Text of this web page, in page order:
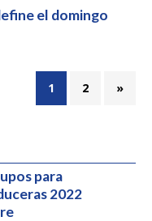
el domingo
1 2 »
para
2022